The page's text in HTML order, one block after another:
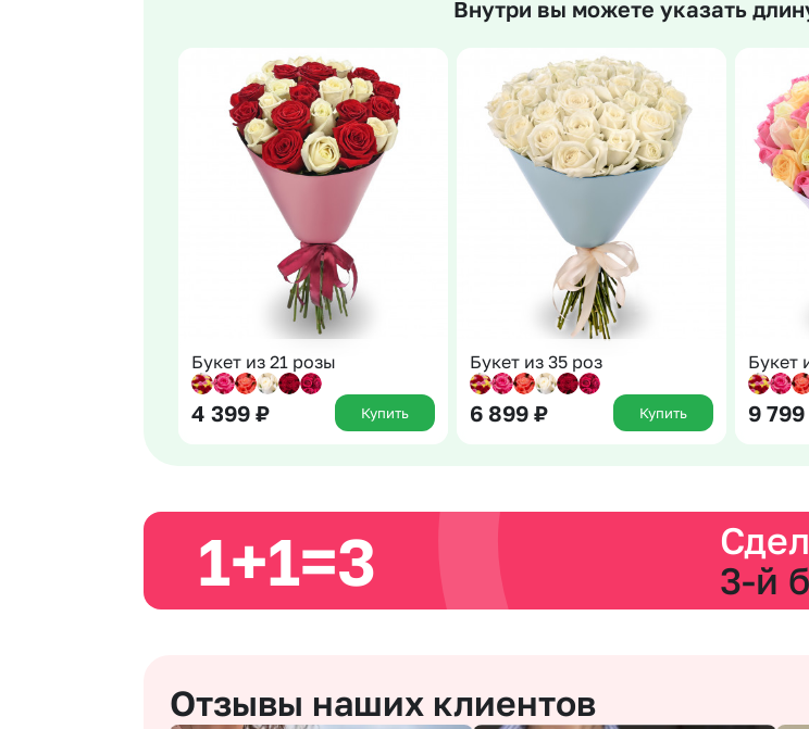
Георгины
Гипсофила
Гортензии
Ирисы
Тюльпаны
Фрезия
Эустома
Insta
Новинки
Все
Внутри вы можете указать
Букет из 21 розы
4 399 ₽ Купить
Букет из 35 роз
6 899 ₽ Купить
Букет
9 799
1+1=3
3-й
Отзывы наших клиентов